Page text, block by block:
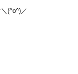
(^o^)／